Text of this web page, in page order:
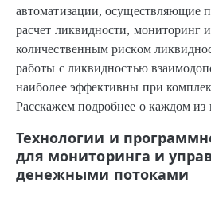
автоматизации, осуществляющие
расчет ликвидности, мониторинг
количественным риском
работы с ликвидностью
наиболее эффективны при
Расскажем подробнее о каждом из
Технологии и
для мониторинга и
денежными потоками